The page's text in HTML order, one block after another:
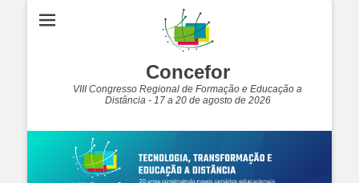
Concefor
VIII Congresso Regional de Formação e Educação a
Distância - 17 a 20 de agosto de 2026